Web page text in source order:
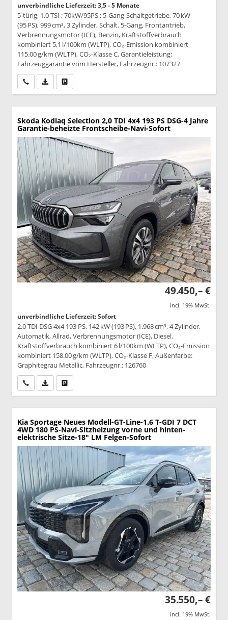
unverbindliche Lieferzeit: 3,5 - 5 Monate
5-türig, 1.0 TSI ; 70kW/95PS ; 5-Gang-Schaltgetriebe, 70 kW
(95 PS), 999 cm³, 3 Zylinder, Schalt. 5-Gang, Frontantrieb,
Verbrennungsmotor (ICE), Benzin, Kraftstoffverbrauch
kombiniert 5,1 l/100km (WLTP), CO₂-Emission kombiniert
115.00 g/km (WLTP), CO₂-Klasse C, Garantieleistung:
Fahrzeuggarantie vom Hersteller, Fahrzeugnr.: 107327
Wir rufen Sie anPDF-Datei, Fahrzeugexposé drucken
Skoda Kodiaq Selection 2,0 TDI 4x4 193 PS DSG-4 Jahre
Garantie-beheizte Frontscheibe-Navi-Sofort
49.450,– €
incl. 19% MwSt.
unverbindliche Lieferzeit: Sofort
2,0 TDI DSG 4x4 193 PS, 142 kW (193 PS), 1.968 cm³, 4 Zylinder,
Automatik, Allrad, Verbrennungsmotor (ICE), Diesel,
Kraftstoffverbrauch kombiniert 6 l/100km (WLTP), CO₂-Emission
kombiniert 158.00 g/km (WLTP), CO₂-Klasse F, Außenfarbe:
Graphitegrau Metallic, Fahrzeugnr.: 126760
Wir rufen Sie anPDF-Datei, Fahrzeugexposé drucken
Kia Sportage Neues Modell-GT-Line-1.6 T-GDI 7 DCT
4WD 180 PS-Navi-Sitzheizung vorne und hinten-
elektrische Sitze-18" LM Felgen-Sofort
35.550,– €
incl. 19% MwSt.